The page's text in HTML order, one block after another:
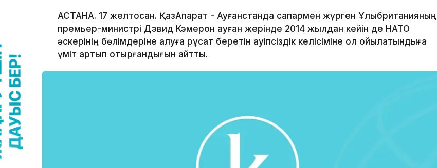
АСТАНА. 17 желтоқсан. ҚазАқпарат - Ауғанстанда сапармен жүрген Ұлыбританияның
премьер-министрі Дэвид Кэмерон ауған жерінде 2014 жылдан кейін де НАТО
әскерінің бөлімдеріне қалуға рұқсат беретін қауіпсіздік келісіміне қол қойылатындыға
үміт артып отырғандығын айтты.